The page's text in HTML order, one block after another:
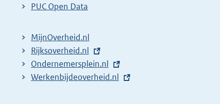
l
i
n
k
PUC Open Data
MijnOverheid.nl
E
x
t
Rijksoverheid.nl
E
x
Ondernemersplein.nl
E
Werkenbijdeoverheid.nl